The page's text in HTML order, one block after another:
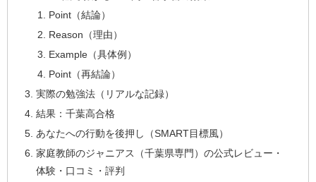
Point（結論）
Reason（理由）
Example（具体例）
Point（再結論）
実際の勉強法（リアルな記録）
結果：千葉高合格
あなたへの行動を後押し（SMART目標風）
家庭教師のジャニアス（千葉県専門）の公式レビュー・
体験・口コミ・評判